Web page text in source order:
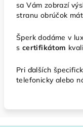
sa Vám zobrazí
stranu obrúčok
Šperk dodáme v
s certifikátom
Pri ďalších
telefonicky alebo